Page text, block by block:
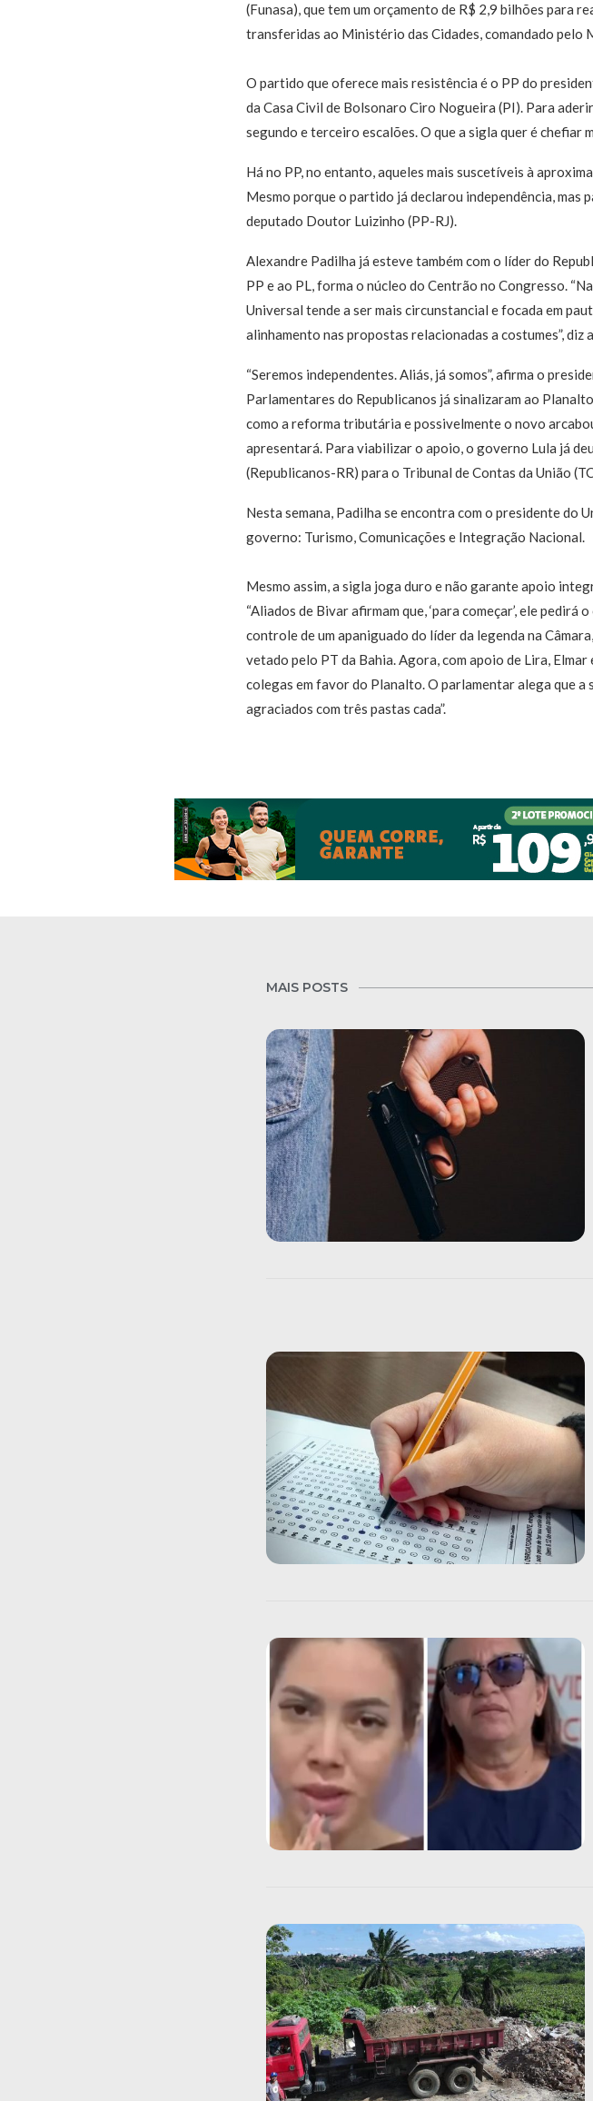
(Funasa), que tem um orçamento de R$ 2,9 bilhões para
transferidas ao Ministério das Cidades, comandado pelo
O partido que oferece mais resistência é o PP do
da Casa Civil de Bolsonaro Ciro Nogueira (PI). Para
segundo e terceiro escalões. O que a sigla quer é
Há no PP, no entanto, aqueles mais suscetíveis à
Mesmo porque o partido já declarou independência, mas
deputado Doutor Luizinho (PP-RJ).
Alexandre Padilha já esteve também com o líder do
PP e ao PL, forma o núcleo do Centrão no Congresso.
Universal tende a ser mais circunstancial e focada em
alinhamento nas propostas relacionadas a costumes”, diz
“Seremos independentes. Aliás, já somos”, afirma o
Parlamentares do Republicanos já sinalizaram ao
como a reforma tributária e possivelmente o novo
apresentará. Para viabilizar o apoio, o governo Lula já
(Republicanos-RR) para o Tribunal de Contas da União
Nesta semana, Padilha se encontra com o presidente do
governo: Turismo, Comunicações e Integração Nacional.
Mesmo assim, a sigla joga duro e não garante apoio
“Aliados de Bivar afirmam que, ‘para começar’, ele
controle de um apaniguado do líder da legenda na
vetado pelo PT da Bahia. Agora, com apoio de Lira,
colegas em favor do Planalto. O parlamentar alega que a
agraciados com três pastas cada”.
MAIS POSTS